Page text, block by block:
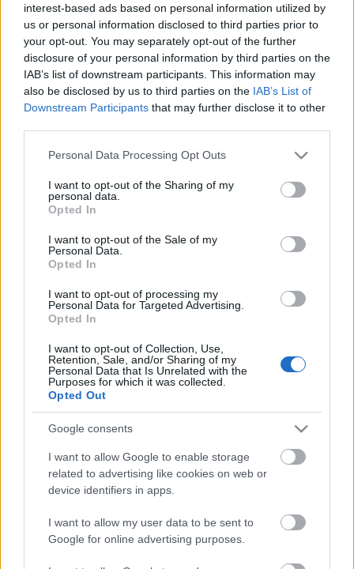
interest-based ads based on personal information utilized by
us or personal information disclosed to third parties prior to
your opt-out. You may separately opt-out of the further
disclosure of your personal information by third parties on the
IAB’s list of downstream participants. This information may
also be disclosed by us to third parties on the IAB’s List of
Downstream Participants that may further disclose it to other
Please note that this website/app uses one or more Google
not limited to your visit or usage behaviour. You may click to
grant or deny consent to Google and its third-party tags to
use your data for below specified purposes in below Google
consent section.
Personal Data Processing Opt Outs
I want to opt-out of the Sharing of my
personal data.
Opted In
I want to opt-out of the Sale of my
Personal Data.
Opted In
I want to opt-out of processing my
Personal Data for Targeted Advertising.
Opted In
I want to opt-out of Collection, Use,
Retention, Sale, and/or Sharing of my
Personal Data that Is Unrelated with the
Purposes for which it was collected.
Opted Out
Google consents
I want to allow Google to enable storage
related to advertising like cookies on web or
device identifiers in apps.
I want to allow my user data to be sent to
Google for online advertising purposes.
Tovább a Videóhoz ->
Warzone: Let's Play - Guitar Hero III
pizzapapa• 2013. február 02.
hoztam valami újdonságot nektek. Remélem tetszik
Warzone: Let's Play Rock of Ages -
4.Rész
pizzapapa•2013. január 30.
Hali! Na halljátok gyerekek ennyit még nem
tököltem egy videóval se. Elkezdtem úgy felvenni,
hogy nem volt belőve a hangfelvétel, aztán meg
sikeresen ...
Warzone: Devil May Cry 5
Végigjátszás - 1.Rész
pizzapapa•2013. január 30.
első része, ahogy ígértem kommentárral. A feltöltés
rendszerességérő egyenlőre nem tudok ...